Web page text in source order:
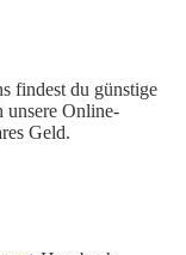
findest du günstige
unsere Online-
Geld.